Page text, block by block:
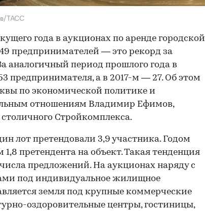
ТАСС
года в аукционах по аренде городской
предпринимателей — это рекорд за
аналогичный период прошлого года в
предпринимателя, а в 2017-м — 27. Об этом
по экономической политике и
отношениям Владимир Ефимов,
столичного Стройкомплекса.
лот претендовали 3,9 участника. Годом
1,8 претендента на объект. Такая тенденция
предложений. На аукционах наряду с
под индивидуальное жилищное
земля под крупные коммерческие
оздоровительные центры, гостиницы,